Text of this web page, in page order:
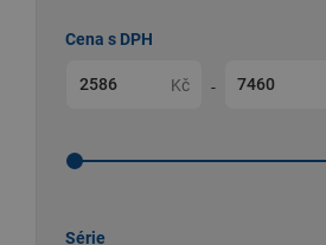
Cena s DPH
Kč -
Série